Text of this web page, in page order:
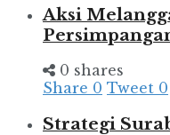
Aksi
0 shares
Share 0 Tweet 0
Strategi